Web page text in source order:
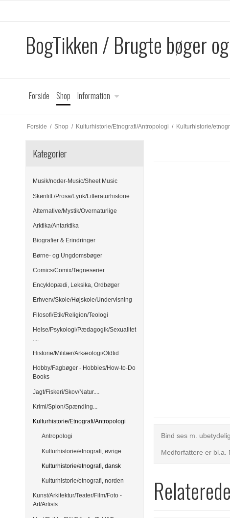
BogTikken / Brugte bøger
Forside Shop Information
Forside / Shop / Kulturhistorie/Etnografi/Antropologi / Kulturhistorie/
Kategorier
Musik/noder-Music/Sheet Music
Skønlitt./Prosa/Lyrik/Litteraturhistorie
Alternative/Mystik/Overnaturlige
Arktika/Antarktika
Biografier & Erindringer
Børne- og Ungdomsbøger
Comics/Comix/Tegneserier
Encyklopædi, Leksika, Ordbøger
Erhverv/Skole/Højskole/Undervisning
Filosofi/Etik/Religion/Teologi
Helse/Psykologi/Pædagogik/Sexualitet
....
Historie/Militær/Arkæologi/Oldtid
Hobby/Fagbøger - Hobbies/How-to-Do
Books
Jagt/Fiskeri/Skov/Natur....
Krimi/Spion/Spænding...
Kulturhistorie/Etnografi/Antropologi
Antropologi
Kulturhistorie/etnografi, øvrige
Kulturhistorie/etnografi, dansk
Kulturhistorie/etnografi, norden
Kunst/Arkitektur/Teater/Film/Foto -
Art/Artists
Bind ses m.
Medforfattere er bl.a.